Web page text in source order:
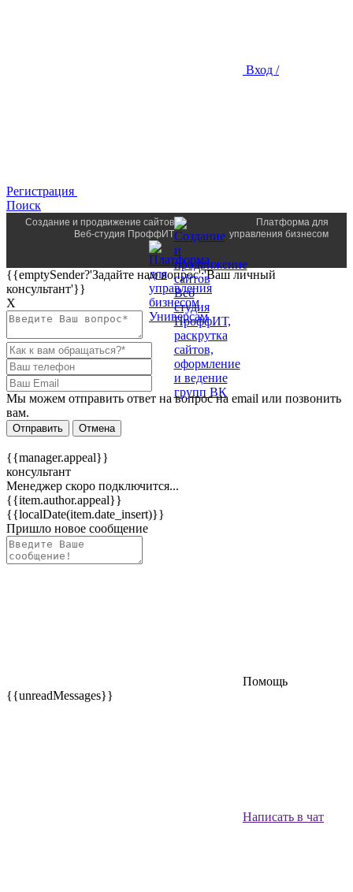
Вход /
Регистрация
Поиск
Создание и продвижение сайтов
Веб-студия ПроффИТ
Платформа для
управления бизнесом
{{emptySender?'Задайте нам вопрос':'Ваш личный
консультант'}}
Х
Мы можем отправить ответ на вопрос на email или позвонить
вам.
Отправить Отмена
{{manager.appeal}}
консультант
Менеджер скоро подключится...
{{item.author.appeal}}
{{localDate(item.date_insert)}}
Пришло новое сообщение
Помощь
{{unreadMessages}}
Написать в чат